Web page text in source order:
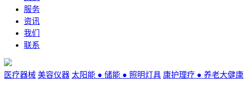
服务
资讯
我们
联系
医疗器械 美容仪器 太阳能 ● 储能 ● 照明灯具 康护理疗 ● 养老大健康